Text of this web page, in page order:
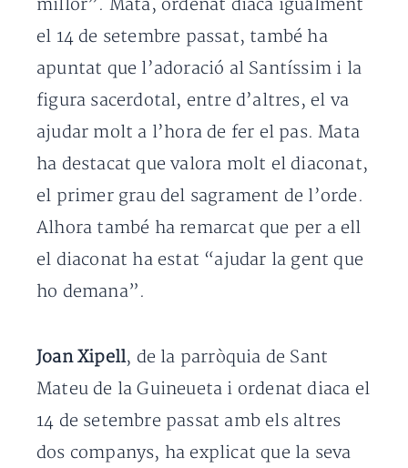
millor”. Mata, ordenat diaca igualment
el 14 de setembre passat, també ha
apuntat que l’adoració al Santíssim i la
figura sacerdotal, entre d’altres, el va
ajudar molt a l’hora de fer el pas. Mata
ha destacat que valora molt el diaconat,
el primer grau del sagrament de l’orde.
Alhora també ha remarcat que per a ell
el diaconat ha estat “ajudar la gent que
ho demana”.
Joan Xipell, de la parròquia de Sant
Mateu de la Guineueta i ordenat diaca el
14 de setembre passat amb els altres
dos companys, ha explicat que la seva